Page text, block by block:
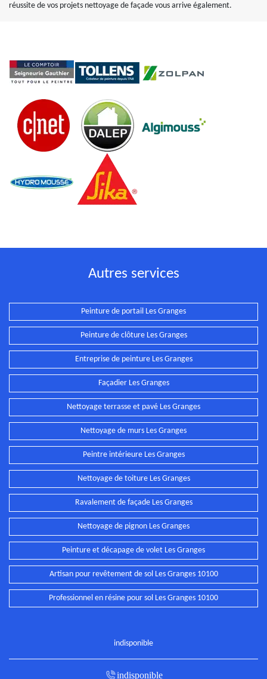
réussite de vos projets nettoyage de façade vous arrive également.
Autres services
Peinture de portail Les Granges
Peinture de clôture Les Granges
Entreprise de peinture Les Granges
Façadier Les Granges
Nettoyage terrasse et pavé Les Granges
Nettoyage de murs Les Granges
Peintre intérieure Les Granges
Nettoyage de toiture Les Granges
Ravalement de façade Les Granges
Nettoyage de pignon Les Granges
Peinture et décapage de volet Les Granges
Artisan pour revêtement de sol Les Granges 10100
Professionnel en résine pour sol Les Granges 10100
indisponible
indisponible